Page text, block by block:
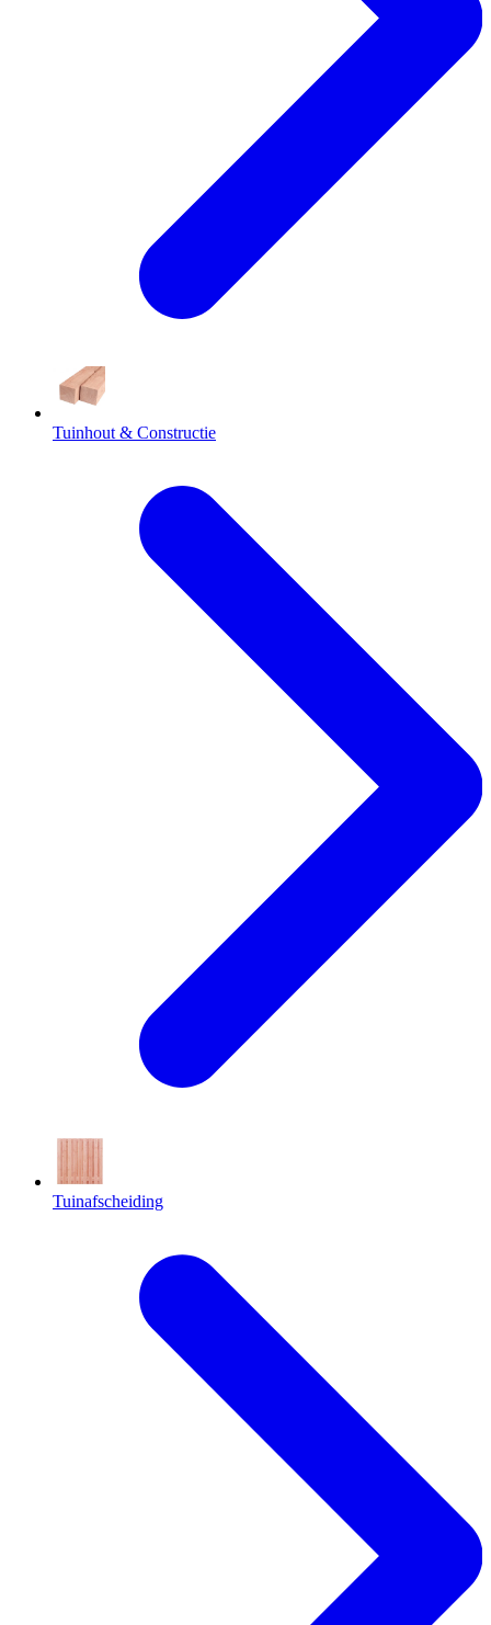
Tuinhout & Constructie
Tuinafscheiding